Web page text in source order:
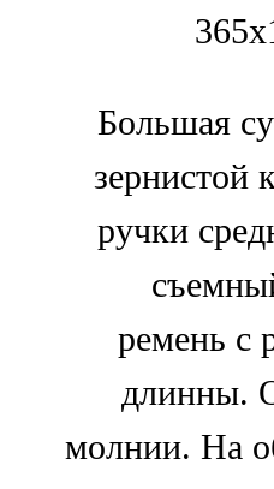
Большая
зернистой
ручки
ремень с
длинны.
молнии. На